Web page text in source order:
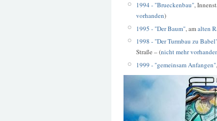
1994 - "Brueckenbau",
vorhanden)
1995 - "Der Baum", amalten
1998 - "Der Turmbau zu
Straße – (nicht mehr
1999 - "gemeinsam Anfangen"